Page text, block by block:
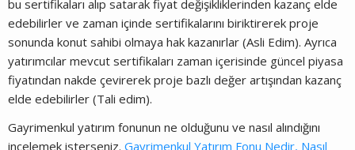
bu sertifikaları alıp satarak fiyat değişikliklerinden kazanç elde
edebilirler ve zaman içinde sertifikalarını biriktirerek proje
sonunda konut sahibi olmaya hak kazanırlar (Asli Edim). Ayrıca
yatırımcılar mevcut sertifikaları zaman içerisinde güncel piyasa
fiyatından nakde çevirerek proje bazlı değer artışından kazanç
elde edebilirler (Tali edim).
Gayrimenkul yatırım fonunun ne olduğunu ve nasıl alındığını
incelemek isterseniz. Gayrimenkul Yatırım Fonu Nedir, Nasıl